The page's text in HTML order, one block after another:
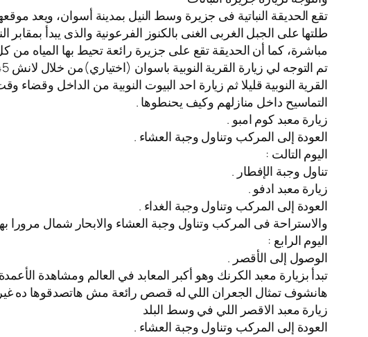
مباشرة، كما أن الحديقة تقع على جزيرة رائعة تحيط بها المياه من كل
القرية النوبية قليلا ثم زيارة احد البيوت النوبية من الداخل
التماسيح داخل منازلهم وكيف يحنطوها .
زيارة معبد كوم امبو .
العودة إلى المركب وتناول وجبة العشاء .
اليوم التالت :
تناول وجبة الإفطار .
زيارة معبد ادفو .
العودة إلى المركب وتناول وجبة الغداء .
والاستراحة فى المركب وتناول وجبة العشاء والابحار شمال مرورا
اليوم الرابع :
الوصول إلى الأقصر .
تبدأ بزيارة معبد الكرنك وهو أكبر المعابد في العالم ومشاهدة
هانشوف تمثال الجعران اللي له قصص رائعة مش هاتصدقوها ده
زيارة معبد الاقصر اللي في وسط البلد
العودة إلى المركب وتناول وجبة العشاء .